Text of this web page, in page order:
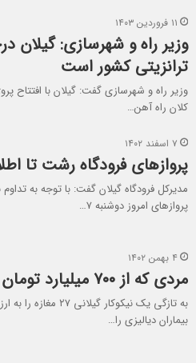
۱۱ فروردین ۱۴۰۳
وزیر راه و شهرسازی: گیلان
ترانزیتی کشور است
وزیر راه و شهرسازی گفت: گیلان با افتتاح
کلان راه آهن…
۷ اسفند ۱۴۰۲
پروازهای فرودگاه رشت تا
مدیرکل فرودگاه گیلان گفت: با توجه به
پروازهای امروز دوشنبه ۷…
۴ بهمن ۱۴۰۲
مردی که از ۷۰۰ میلیارد تومان گذشت
بیماران دیالیزی را…